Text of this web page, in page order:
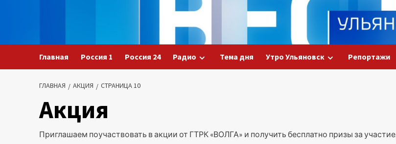
Главная Россия 1 Россия 24 Радио Тема дня Утро Ульяновск Репортажи
ГЛАВНАЯ АКЦИЯ СТРАНИЦА 10
Акция
Приглашаем поучаствовать в акции от ГТРК «ВОЛГА» и получить бесплатно призы за участие.